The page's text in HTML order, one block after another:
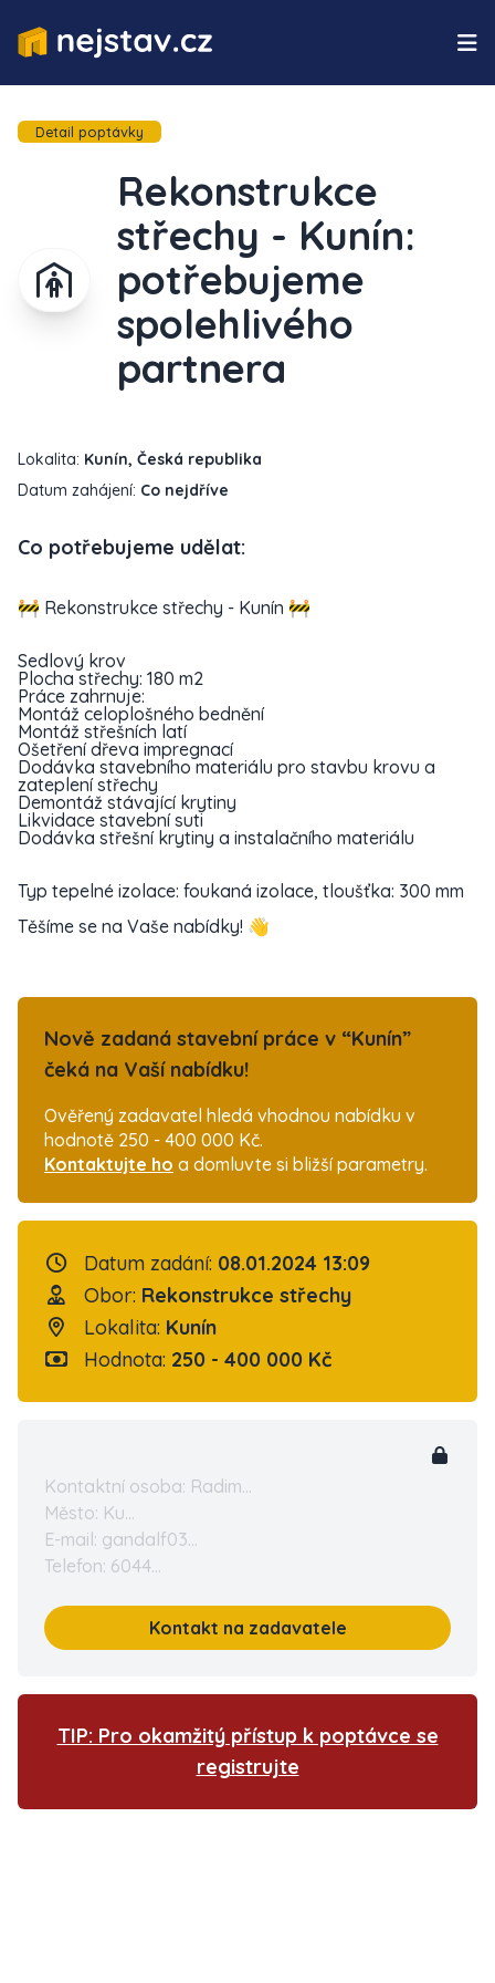
Detail poptávky
Rekonstrukce
střechy - Kunín:
potřebujeme
spolehlivého
partnera
Lokalita: Kunín, Česká republika
Datum zahájení: Co nejdříve
Co potřebujeme udělat:
🚧 Rekonstrukce střechy - Kunín 🚧
Sedlový krov
Plocha střechy: 180 m2
Práce zahrnuje:
Montáž celoplošného bednění
Montáž střešních latí
Ošetření dřeva impregnací
Dodávka stavebního materiálu pro stavbu krovu a
zateplení střechy
Demontáž stávající krytiny
Likvidace stavební suti
Dodávka střešní krytiny a instalačního materiálu
Typ tepelné izolace: foukaná izolace, tloušťka: 300 mm
Těšíme se na Vaše nabídky! 👋
Nově zadaná stavební práce v “Kunín”
čeká na Vaší nabídku!
Ověřený zadavatel hledá vhodnou nabídku v
hodnotě 250 - 400 000 Kč.
Kontaktujte ho a domluvte si bližší parametry.
Datum zadání: 08.01.2024 13:09
Obor: Rekonstrukce střechy
Lokalita: Kunín
Hodnota: 250 - 400 000 Kč
Kontaktní osoba: Radim...
Město: Ku...
E-mail: gandalf03...
Telefon: 6044...
Kontakt na zadavatele
TIP: Pro okamžitý přístup k poptávce se
registrujte